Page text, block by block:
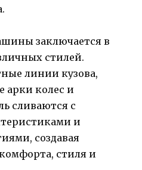
заключается в
стилей.
линии кузова,
арки колес и
сливаются с
и
создавая
стиля и